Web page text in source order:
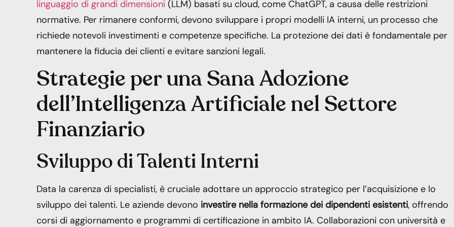
linguaggio di grandi dimensioni (LLM) basati su cloud, come ChatGPT, a causa delle restrizioni
normative. Per rimanere conformi, devono sviluppare i propri modelli IA interni, un processo che
richiede notevoli investimenti e competenze specifiche. La protezione dei dati è fondamentale per
mantenere la fiducia dei clienti e evitare sanzioni legali.
Strategie per una Sana Adozione
dell’Intelligenza Artificiale nel Settore
Finanziario
Sviluppo di Talenti Interni
Data la carenza di specialisti, è cruciale adottare un approccio strategico per l’acquisizione e lo
sviluppo dei talenti. Le aziende devono investire nella formazione dei dipendenti esistenti, offrendo
corsi di aggiornamento e programmi di certificazione in ambito IA. Collaborazioni con università e